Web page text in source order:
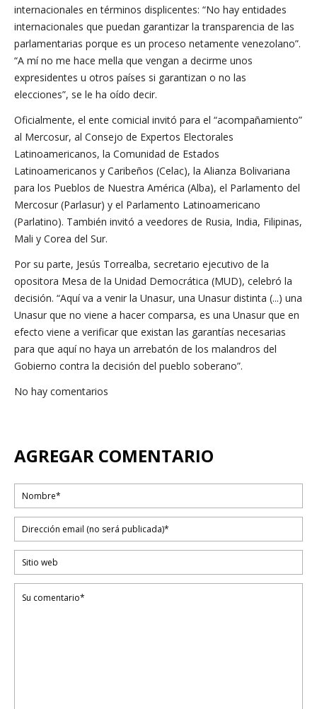
internacionales en términos displicentes: “No hay entidades
internacionales que puedan garantizar la transparencia de las
parlamentarias porque es un proceso netamente venezolano”.
“A mí no me hace mella que vengan a decirme unos
expresidentes u otros países si garantizan o no las
elecciones”, se le ha oído decir.
Oficialmente, el ente comicial invitó para el “acompañamiento”
al Mercosur, al Consejo de Expertos Electorales
Latinoamericanos, la Comunidad de Estados
Latinoamericanos y Caribeños (Celac), la Alianza Bolivariana
para los Pueblos de Nuestra América (Alba), el Parlamento del
Mercosur (Parlasur) y el Parlamento Latinoamericano
(Parlatino). También invitó a veedores de Rusia, India, Filipinas,
Mali y Corea del Sur.
Por su parte, Jesús Torrealba, secretario ejecutivo de la
opositora Mesa de la Unidad Democrática (MUD), celebró la
decisión. “Aquí va a venir la Unasur, una Unasur distinta (...) una
Unasur que no viene a hacer comparsa, es una Unasur que en
efecto viene a verificar que existan las garantías necesarias
para que aquí no haya un arrebatón de los malandros del
Gobierno contra la decisión del pueblo soberano”.
No hay comentarios
AGREGAR COMENTARIO